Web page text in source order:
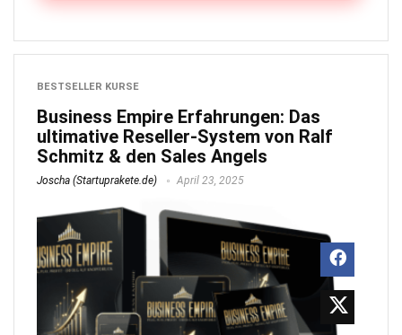
BESTSELLER KURSE
Business Empire Erfahrungen: Das
ultimative Reseller-System von Ralf
Schmitz & den Sales Angels
Joscha (Startuprakete.de) April 23, 2025